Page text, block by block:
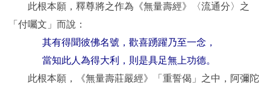
此根本願，釋尊將之作為《無量壽經》〈流通分〉之
「付囑文」而說：
其有得聞彼佛名號，歡喜踴躍乃至一念，
當知此人為得大利，則是具足無上功德。
此根本願，《無量壽莊嚴經》「重誓偈」之中，阿彌陀